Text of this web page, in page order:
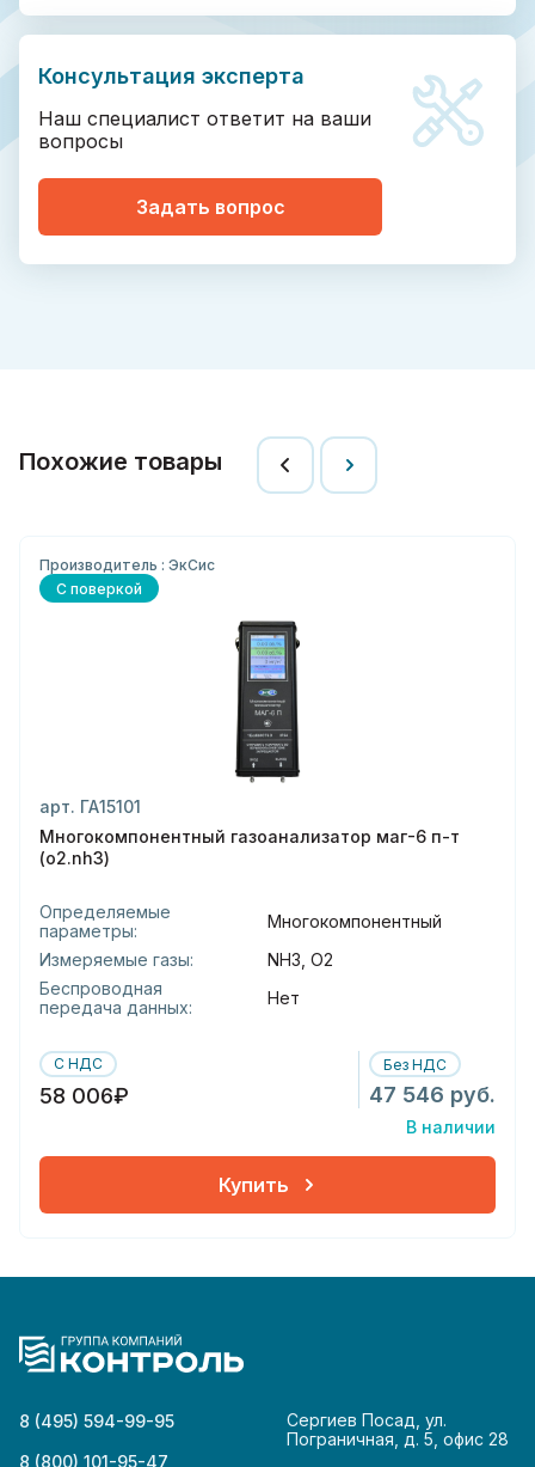
Консультация эксперта
Наш специалист ответит на ваши
вопросы
Задать вопрос
Похожие товары
Производитель : ЭкСис
С поверкой
арт. ГА15101
Многокомпонентный газоанализатор маг-6 п-т
(o2.nh3)
Определяемые
параметры:
Многокомпонентный
Измеряемые газы:
NH3, O2
Беспроводная
передача данных:
Нет
С НДС
58 006₽
Без НДС
47 546 руб.
В наличии
Купить
8 (495) 594-99-95
8 (800) 101-95-47
Сергиев Посад, ул.
Пограничная, д. 5, офис 28